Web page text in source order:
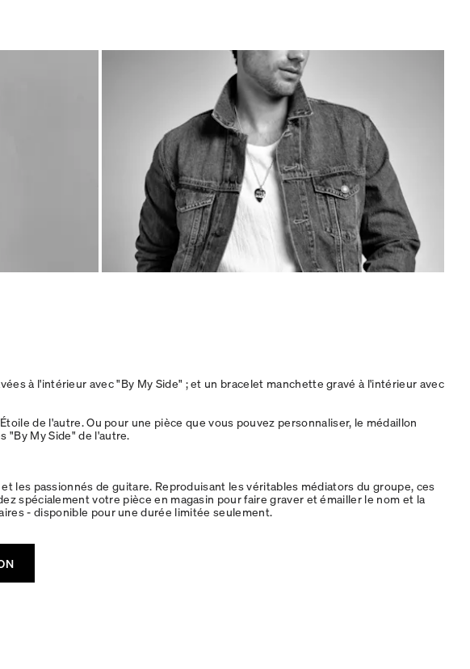
à l'intérieur avec "By My Side" ; et un bracelet manchette gravé à l'intérieur avec
de l'autre. Ou pour une pièce que vous pouvez personnaliser, le médaillon
"By My Side" de l'autre.
les passionnés de guitare. Reproduisant les véritables médiators du groupe, ces
spécialement votre pièce en magasin pour faire graver et émailler le nom et la
- disponible pour une durée limitée seulement.